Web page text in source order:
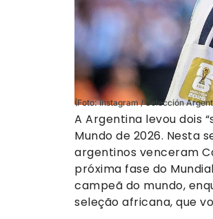
(Foto: Instagram / Selección
A Argentina levou dois
Mundo de 2026. Nesta
argentinos venceram
próxima fase do
campeã do mundo,
seleção africana, que